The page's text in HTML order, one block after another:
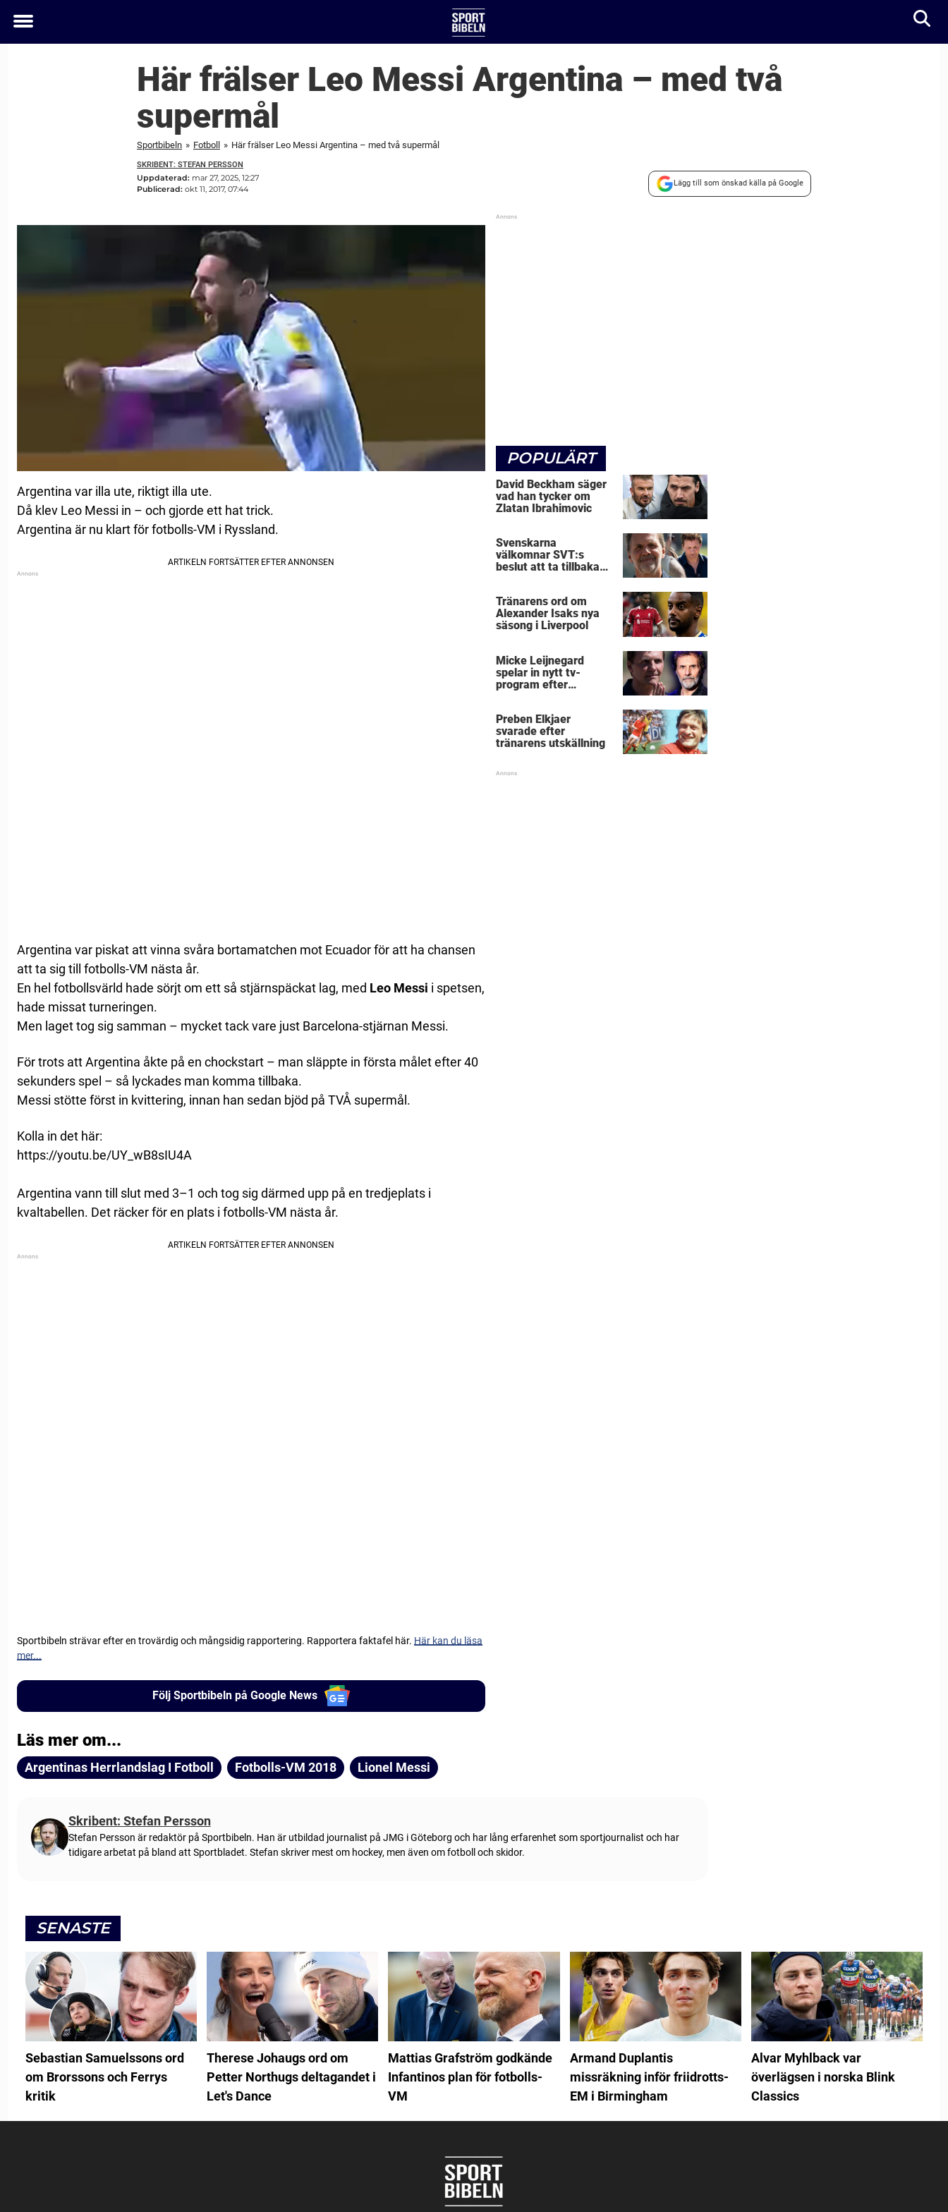
Toggle
Här frälser Leo Messi Argentina – med två
supermål
Sportbibeln » Fotboll » Här frälser Leo Messi Argentina – med två supermål
SKRIBENT: STEFAN PERSSON
Uppdaterad: mar 27, 2025, 12:27
Publicerad: okt 11, 2017, 07:44
Lägg till som önskad källa på Google
Argentina var illa ute, riktigt illa ute.
Då klev Leo Messi in – och gjorde ett hat trick.
Argentina är nu klart för fotbolls-VM i Ryssland.
Argentina var piskat att vinna svåra bortamatchen mot Ecuador för att ha chansen
att ta sig till fotbolls-VM nästa år.
En hel fotbollsvärld hade sörjt om ett så stjärnspäckat lag, med Leo Messi i spetsen,
hade missat turneringen.
Men laget tog sig samman – mycket tack vare just Barcelona-stjärnan Messi.
För trots att Argentina åkte på en chockstart – man släppte in första målet efter 40
sekunders spel – så lyckades man komma tillbaka.
Messi stötte först in kvittering, innan han sedan bjöd på TVÅ supermål.
Kolla in det här:
https://youtu.be/UY_wB8sIU4A
Argentina vann till slut med 3–1 och tog sig därmed upp på en tredjeplats i
kvaltabellen. Det räcker för en plats i fotbolls-VM nästa år.
Sportbibeln strävar efter en trovärdig och mångsidig rapportering. Rapportera faktafel här. Här kan du läsa
mer...
Följ Sportbibeln på Google News
POPULÄRT
David Beckham säger
vad han tycker om
Zlatan Ibrahimovic
Svenskarna
välkomnar SVT:s
beslut att ta tillbaka
Tränarens ord om
Alexander Isaks nya
säsong i Liverpool
Micke Leijnegard
spelar in nytt tv-
program efter
Preben Elkjaer
svarade efter
tränarens utskällning
Läs mer om...
Argentinas Herrlandslag I Fotboll Fotbolls-VM 2018 Lionel Messi
Skribent: Stefan Persson
Stefan Persson är redaktör på Sportbibeln. Han är utbildad journalist på JMG i Göteborg och har lång erfarenhet som sportjournalist och har
tidigare arbetat på bland att Sportbladet. Stefan skriver mest om hockey, men även om fotboll och skidor.
SENASTE
Sebastian Samuelssons ord
om Brorssons och Ferrys
kritik
Therese Johaugs ord om
Petter Northugs deltagandet i
Let's Dance
Mattias Grafström godkände
Infantinos plan för fotbolls-
VM
Armand Duplantis
missräkning inför friidrotts-
EM i Birmingham
Alvar Myhlback var
överlägsen i norska Blink
Classics